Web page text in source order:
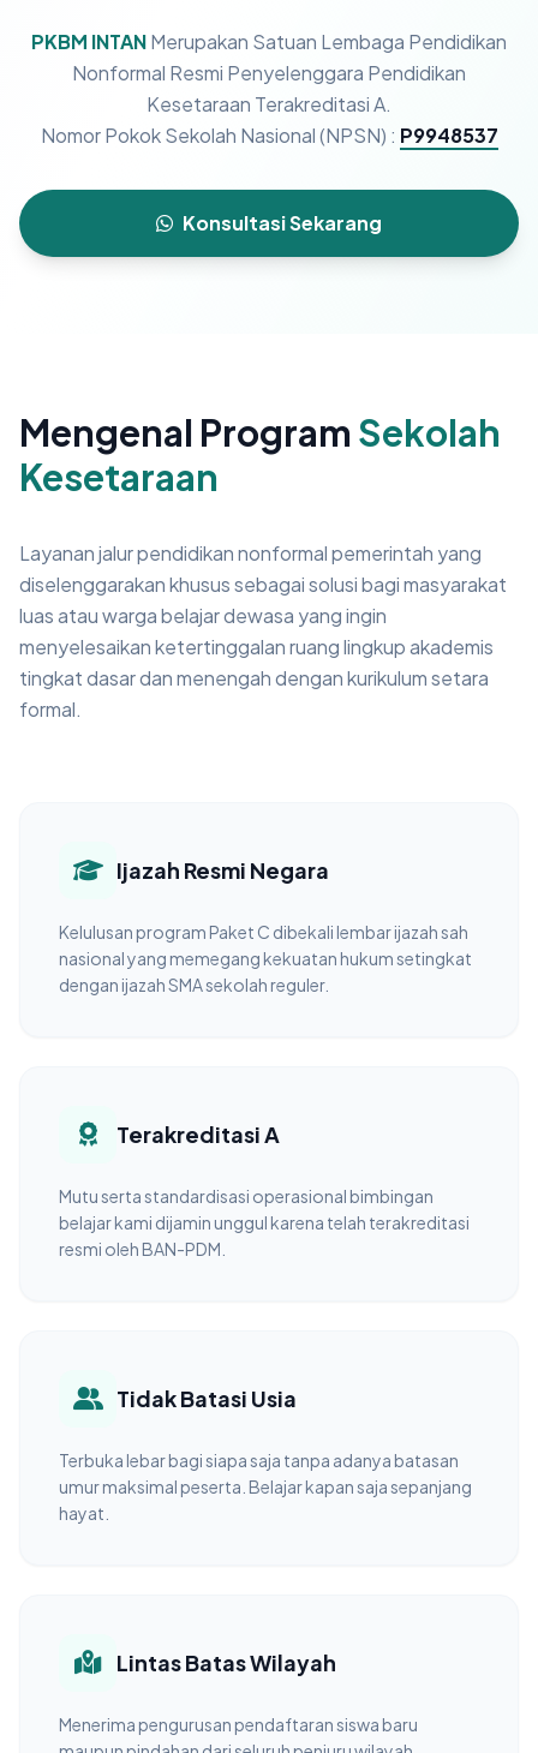
PKBM INTANMerupakan Satuan Lembaga Pendidikan
Nonformal Resmi Penyelenggara Pendidikan
Kesetaraan Terakreditasi A.
Nomor Pokok Sekolah Nasional (NPSN) : P9948537
Konsultasi Sekarang
Mengenal Program Sekolah
Kesetaraan
Layanan jalur pendidikan nonformal pemerintah yang
diselenggarakan khusus sebagai solusi bagi masyarakat
luas atau warga belajar dewasa yang ingin
menyelesaikan ketertinggalan ruang lingkup akademis
tingkat dasar dan menengah dengan kurikulum setara
formal.
Ijazah Resmi Negara
Kelulusan program Paket C dibekali lembar ijazah sah
nasional yang memegang kekuatan hukum setingkat
dengan ijazah SMA sekolah reguler.
Terakreditasi A
Mutu serta standardisasi operasional bimbingan
belajar kami dijamin unggul karena telah terakreditasi
resmi oleh BAN-PDM.
Tidak Batasi Usia
Terbuka lebar bagi siapa saja tanpa adanya batasan
umur maksimal peserta. Belajar kapan saja sepanjang
hayat.
Lintas Batas Wilayah
Menerima pengurusan pendaftaran siswa baru